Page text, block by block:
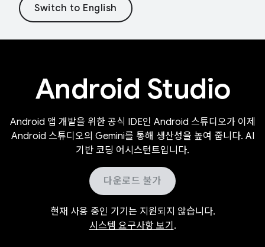
Android Studio
Android 앱 개발을 위한 공식 IDE인 Android 스튜디오가 이제
Android 스튜디오의 Gemini를 통해 생산성을 높여 줍니다. AI
기반 코딩 어시스턴트입니다.
다운로드 불가
현재 사용 중인 기기는 지원되지 않습니다.
시스템 요구사항 보기 .